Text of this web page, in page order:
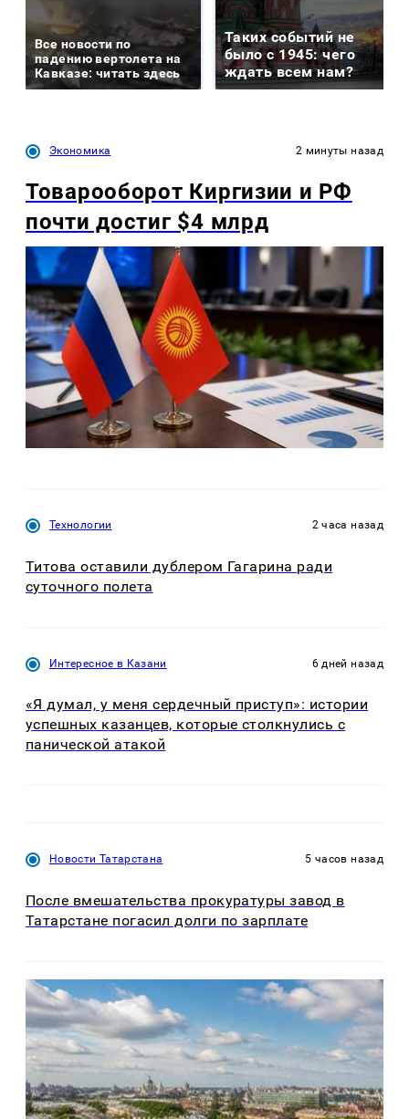
Все новости по
падению вертолета на
Кавказе: читать здесь
Таких событий не
было с 1945: чего
ждать всем нам?
Экономика 2 минуты назад
Товарооборот Киргизии и РФ
почти достиг $4 млрд
Технологии 2 часа назад
Титова оставили дублером Гагарина ради
суточного полета
Интересное в Казани 6 дней назад
«Я думал, у меня сердечный приступ»: истории
успешных казанцев, которые столкнулись с
панической атакой
Новости Татарстана 5 часов назад
После вмешательства прокуратуры завод в
Татарстане погасил долги по зарплате